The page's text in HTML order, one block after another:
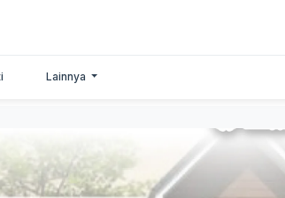
Lainnya